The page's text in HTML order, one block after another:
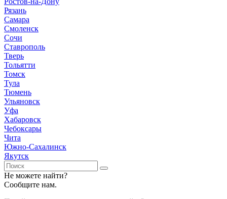
Рязань
Самара
Смоленск
Сочи
Ставрополь
Тверь
Тольятти
Томск
Тула
Тюмень
Ульяновск
Уфа
Хабаровск
Чебоксары
Чита
Южно-Сахалинск
Якутск
Не можете найти?
Сообщите нам.